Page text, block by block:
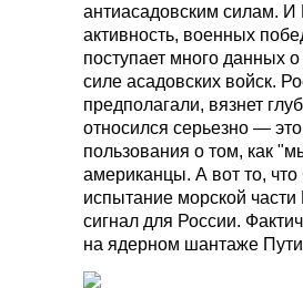
антиасадовским силам.
активность, военных
поступает много данных
силе асадовских войск.
предполагали, вязнет
относился серьезно —
пользования о том, как
американцы. А вот то,
испытание морской
сигнал для России.
на ядерном шантаже